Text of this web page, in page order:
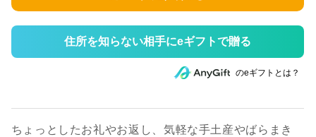
住所を知らない相手にeギフトで贈る
のeギフトとは？
ちょっとしたお礼やお返し、気軽な手土産やばらまき